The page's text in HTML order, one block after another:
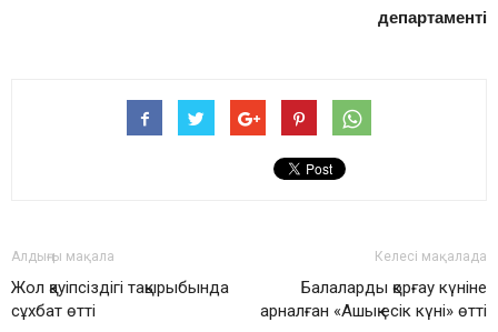
департаменті
Алдыңғы мақала
Жол қауіпсіздігі тақырыбында
сұхбат өтті
Келесі мақалада
Балаларды қорғау күніне
арналған «Ашық есік күні» өтті